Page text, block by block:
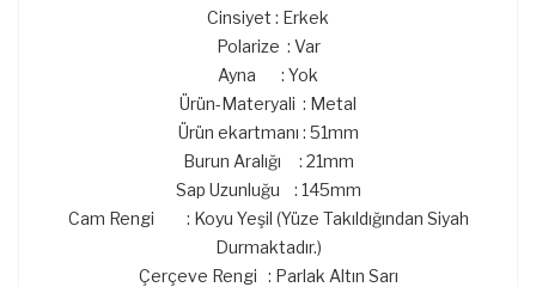
Cinsiyet : Erkek
Polarize : Var
Ayna : Yok
Ürün-Materyali : Metal
Ürün ekartmanı : 51mm
Burun Aralığı : 21mm
Sap Uzunluğu : 145mm
Cam Rengi : Koyu Yeşil (Yüze Takıldığından Siyah
Durmaktadır.)
Çerçeve Rengi : Parlak Altın Sarı